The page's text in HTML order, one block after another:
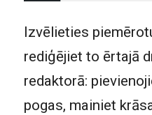
Izvēlieties
rediģējiet to ērtajā
redaktorā:
pogas, mainiet